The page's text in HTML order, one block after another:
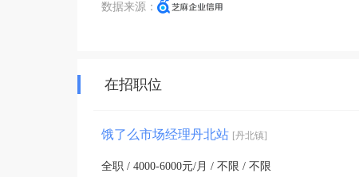
数据来源：
在招职位
饿了么市场经理丹北站 [丹北镇]
全职 / 4000-6000元/月 / 不限 / 不限